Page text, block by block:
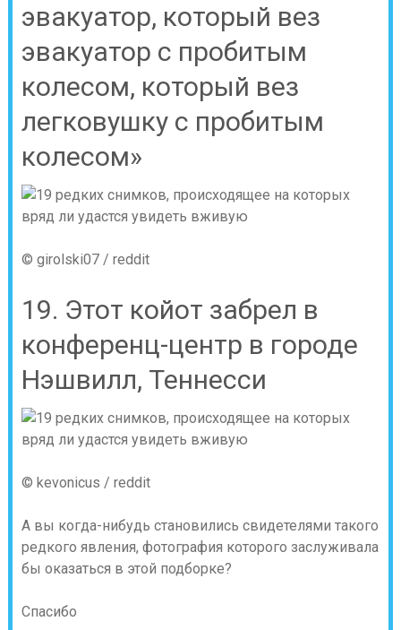
эвакуатор, который вез
эвакуатор с пробитым
колесом, который вез
легковушку с пробитым
колесом»
© girolski07 / reddit
19. Этот койот забрел в
конференц-центр в городе
Нэшвилл, Теннесси
© kevonicus / reddit
А вы когда-нибудь становились свидетелями такого
редкого явления, фотография которого заслуживала
бы оказаться в этой подборке?
Спасибо